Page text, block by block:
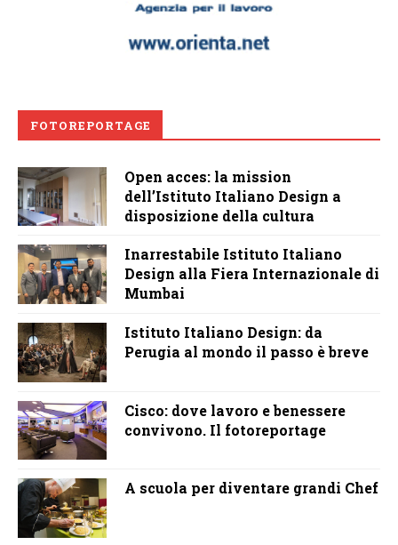
FOTOREPORTAGE
Open acces: la mission
dell’Istituto Italiano Design a
disposizione della cultura
Inarrestabile Istituto Italiano
Design alla Fiera Internazionale di
Mumbai
Istituto Italiano Design: da
Perugia al mondo il passo è breve
Cisco: dove lavoro e benessere
convivono. Il fotoreportage
A scuola per diventare grandi Chef